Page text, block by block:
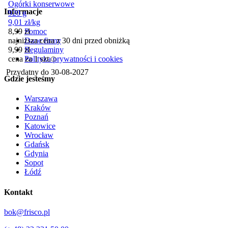
Ogórki konserwowe
920 g
9,01 zł/kg
8,99 zł
najniższa cena z 30 dni przed obniżką
9,99 zł
cena za 1 szt.
Przydatny do 30-08-2027
Informacje
Pomoc
Dane firmy
Regulaminy
Polityka prywatności i cookies
Gdzie jesteśmy
Warszawa
Kraków
Poznań
Katowice
Wrocław
Gdańsk
Gdynia
Sopot
Łódź
Kontakt
bok@frisco.pl